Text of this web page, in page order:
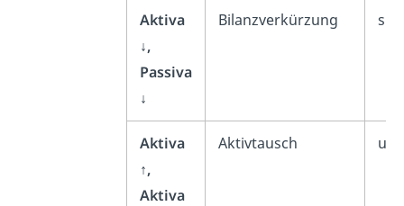
Aktiva
↓,
Passiva
↓
Bilanzverkürzung
Aktiva
↑,
Aktiva
Aktivtausch